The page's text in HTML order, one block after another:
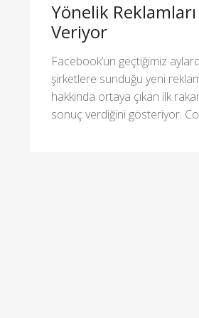
Yönelik
Veriyor
Facebook’un geçtiğimiz
şirketlere sunduğu yeni
hakkında ortaya çıkan ilk
sonuç verdiğini gösteriyor.